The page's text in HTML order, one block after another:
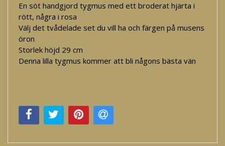
En söt handgjord tygmus med ett broderat hjärta i
rött, några i rosa
Välj det tvådelade set du vill ha och färgen på musens
öron
Storlek höjd 29 cm
Denna lilla tygmus kommer att bli någons bästa vän